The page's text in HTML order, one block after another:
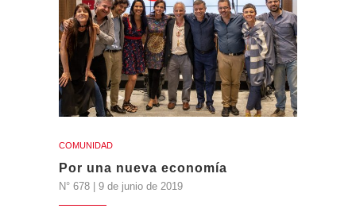
COMUNIDAD
Por una nueva economía
N° 678 | 9 de junio de 2019